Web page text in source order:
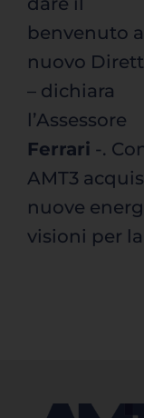
benvenuto
nuovo
– dichiara
l’Assessore
Ferrari -.
AMT3
nuove
visioni per la